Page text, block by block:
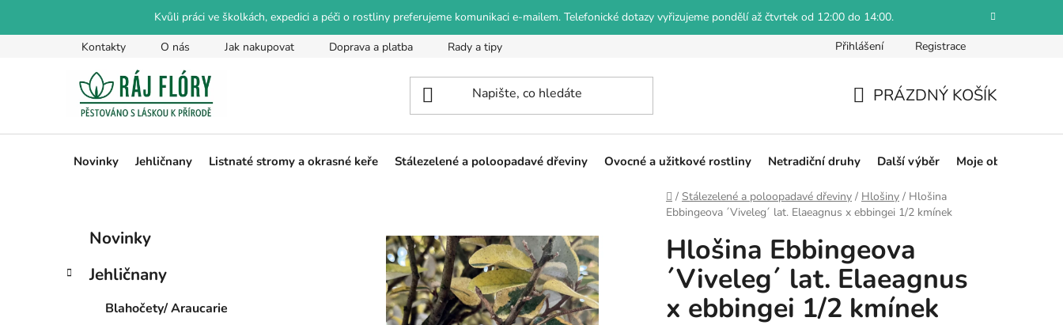
Kvůli práci ve školkách, expedici a péči o rostliny preferujeme komunikaci e-mailem. Telefonické dotazy vyřizujeme pondělí až čtvrtek od 12:00 do 14:00.
Kontakty
O nás Jak nakupovat Doprava a platba Rady a tipy Obchodní podmínky
Přihlášení Registrace
KOŠÍK
PRÁZDNÝ KOŠÍK
Novinky Jehličnany Listnaté stromy a okrasné keře Stálezelené a poloopadavé dřeviny Ovocné a užitkové rostliny Netradiční druhy Další výběr Moje objednávka
Domů
/ Stálezelené a poloopadavé dřeviny / Hlošiny / Hlošina
Ebbingeova ´Viveleg´ lat. Elaeagnus x ebbingei 1/2 kmínek
s
Přeskočit
kategorie
e
Novinky
Jehličnany
Blahočety/ Araucarie
Hlošina Ebbingeova
´Viveleg´ lat. Elaeagnus
x ebbingei 1/2 kmínek